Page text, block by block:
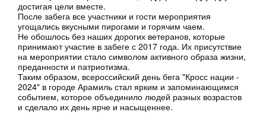
достигая цели вместе.
После забега все участники и гости мероприятия
угощались вкусными пирогами и горячим чаем.
Не обошлось без наших дорогих ветеранов, которые
принимают участие в забеге с 2017 года. Их присутствие
на мероприятии стало символом активного образа жизни,
преданности и патриотизма.
Таким образом, всероссийский день бега "Кросс нации -
2024" в городе Арамиль стал ярким и запоминающимся
событием, которое объединило людей разных возрастов
и сделало их день ярче и насыщеннее.